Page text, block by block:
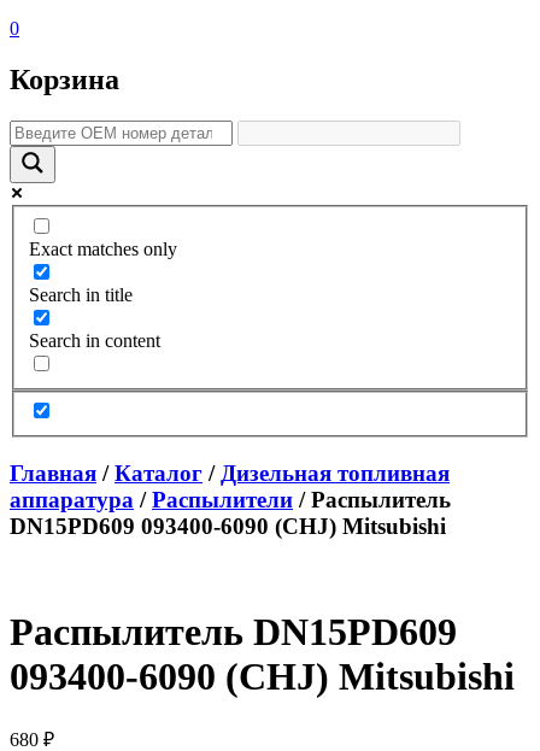
0
Корзина
Exact matches only
Search in title
Search in content
Главная /Каталог / Дизельная топливная
аппаратура /Распылители / Распылитель
DN15PD609 093400-6090 (CHJ) Mitsubishi
Распылитель DN15PD609
093400-6090 (CHJ) Mitsubishi
680 ₽